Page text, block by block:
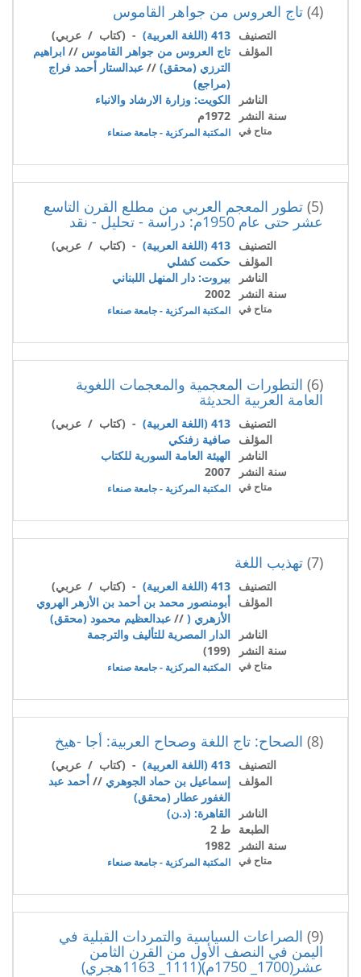
(4) تاج العروس من جواهر القاموس
التصنيف 413 (اللغة العربية)
- (كتاب / عربي)
المؤلف تاج العروس من جواهر القاموس // ابراهيم
الترزي (محقق) // عبدالستار أحمد فراج
(مراجع)
الناشر
الكويت: وزارة الارشاد والانباء
سنة النشر
1972م
متاح في المكتبة المركزية - جامعة صنعاء
(5) تطور المعجم العربي من مطلع القرن التاسع
عشر حتى عام 1950م: دراسة - تحليل - نقد
التصنيف 413 (اللغة العربية)
- (كتاب / عربي)
المؤلف حكمت كشلي
الناشر
بيروت: دار المنهل اللبناني
سنة النشر
2002
متاح في المكتبة المركزية - جامعة صنعاء
(6) التطورات المعجمية والمعجمات اللغوية
العامة العربية الحديثة
التصنيف 413 (اللغة العربية)
- (كتاب / عربي)
المؤلف صافية زفنكي
الناشر
الهيئة العامة السورية للكتاب
سنة النشر
2007
متاح في المكتبة المركزية - جامعة صنعاء
(7) تهذيب اللغة
التصنيف 413 (اللغة العربية)
- (كتاب / عربي)
المؤلف أبومنصور محمد بن أحمد بن الأزهر الهروي
الأزهري ( // عبدالعظيم محمود (محقق)
الناشر
الدار المصرية للتأليف والترجمة
سنة النشر
(199)
متاح في المكتبة المركزية - جامعة صنعاء
(8) الصحاح: تاج اللغة وصحاح العربية: أجا -هيخ
التصنيف 413 (اللغة العربية)
- (كتاب / عربي)
المؤلف إسماعيل بن حماد الجوهري // أحمد عبد
الغفور عطار (محقق)
الناشر
القاهرة: (د.ن)
الطبعة ط 2
سنة النشر
1982
متاح في المكتبة المركزية - جامعة صنعاء
(9) الصراعات السياسية والتمردات القبلية في
اليمن في النصف الأول من القرن الثامن
عشر(1700_ 1750م)(1111_ 1163هجري)